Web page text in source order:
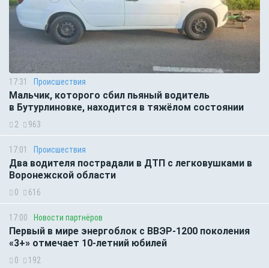
17:31 Происшествия
Мальчик, которого сбил пьяный водитель
в Бутурлиновке, находится в тяжёлом состоянии
2 963
17:01 Происшествия
Два водителя пострадали в ДТП с легковушками в
Воронежской области
0 616
17:00 Новости партнёров
Первый в мире энергоблок с ВВЭР-1200 поколения
«3+» отмечает 10-летний юбилей
0 192